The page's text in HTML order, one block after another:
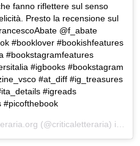
fanno riflettere sul senso
Presto la recensione sul
@f_abate
#booklover #bookishfeatures
#bookstagramfeatures
#igbooks #bookstagram
#at_diff #ig_treasures
#igreads
#picofthebook
(@criticaletteraria) in data: